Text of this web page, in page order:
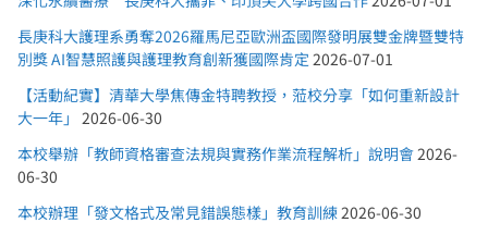
長庚科大護理系勇奪2026羅馬尼亞歐洲盃國際發明展雙金牌暨雙特
別獎 AI智慧照護與護理教育創新獲國際肯定 2026-07-01
【活動紀實】清華大學焦傳金特聘教授，蒞校分享「如何重新設計
大一年」
2026-06-30
本校舉辦「教師資格審查法規與實務作業流程解析」說明會 2026-
06-30
本校辦理「發文格式及常見錯誤態樣」教育訓練 2026-06-30